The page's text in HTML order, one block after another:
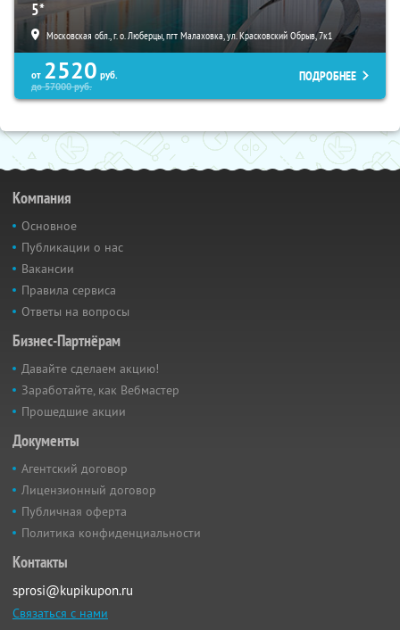
5*
Московская обл., г. о. Люберцы, пгт Малаховка, ул. Красковский Обрыв, 7к1
от 2520 руб.
до57000руб.
ПОДРОБНЕЕ
Компания
Основное
Публикации о нас
Вакансии
Правила сервиса
Ответы на вопросы
Бизнес-Партнёрам
Давайте сделаем акцию!
Заработайте, как Вебмастер
Прошедшие акции
Документы
Агентский договор
Лицензионный договор
Публичная оферта
Политика конфиденциальности
Контакты
sprosi@kupikupon.ru
Связаться с нами